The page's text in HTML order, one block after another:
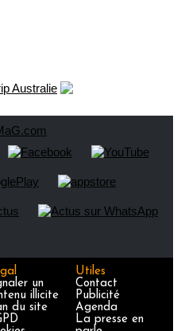
un
illicite
du site
Utiles
Contact
Publicité
Agenda
La presse en